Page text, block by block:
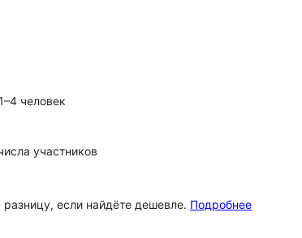
человек
участников
если найдёте дешевле. Подробнее